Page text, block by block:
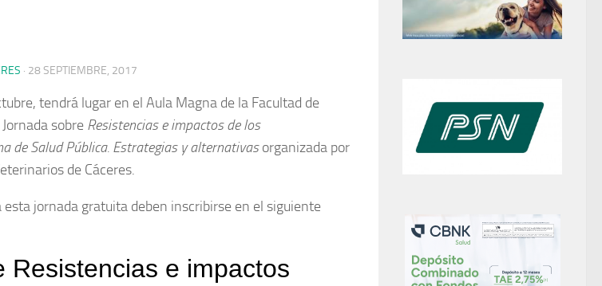
· 28 SEPTIEMBRE, 2017
tendrá lugar en el Aula Magna de la Facultad de
sobre Resistencias e impactos de los
de Salud Pública. Estrategias y alternativasorganizada por
de Cáceres.
jornada gratuita deben inscribirse en el siguiente